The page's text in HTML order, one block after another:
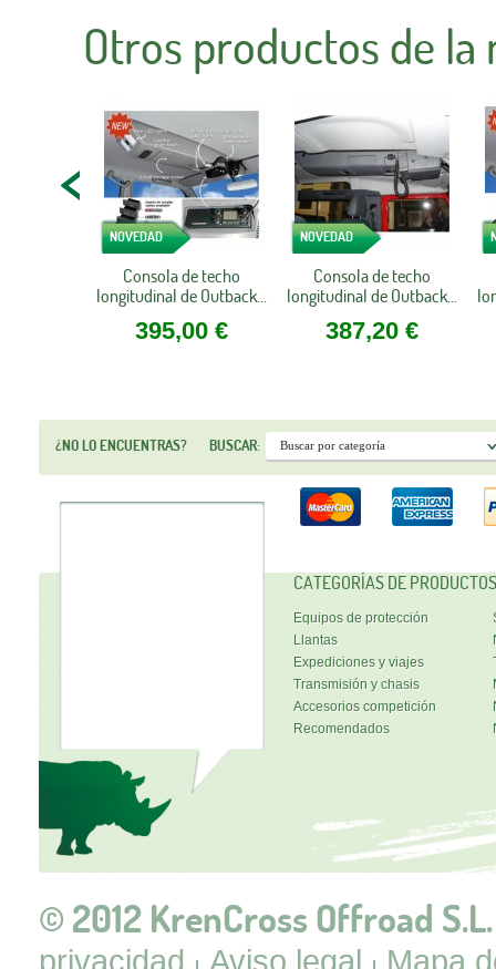
Otros productos de
NOVEDAD
Consola de techo
longitudinal de Outback...
395,00 €
NOVEDAD
Consola de techo
longitudinal de Outback...
387,20 €
¿NO LO ENCUENTRAS? BUSCAR:
CATEGORÍAS DE PRODUCTOS
Equipos de protección
Llantas
Expediciones y viajes
Transmisión y chasis
Accesorios competición
Recomendados
© 2012 KrenCross Offroad S.L.
privacidad Aviso legal Mapa